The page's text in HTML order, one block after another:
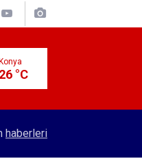
Konya
26 °C
açıklandı
haberleri